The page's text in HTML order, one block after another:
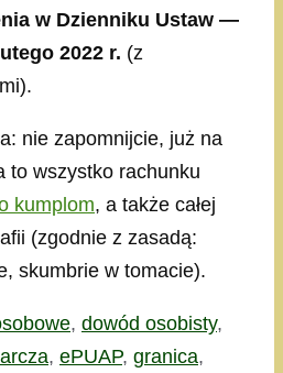
w Dzienniku Ustaw —
2022 r. (z
nie zapomnijcie, już na
to wszystko rachunku
kumplom, a także całej
(zgodnie z zasadą:
skumbrie w tomacie).
, dowód osobisty,
, ePUAP, granica,